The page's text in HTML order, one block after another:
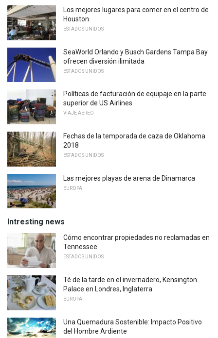
Los mejores lugares para comer en el centro de
Houston
ESTADOS UNIDOS
SeaWorld Orlando y Busch Gardens Tampa Bay
ofrecen diversión ilimitada
ESTADOS UNIDOS
Políticas de facturación de equipaje en la parte
superior de US Airlines
VIAJE AÉREO
Fechas de la temporada de caza de Oklahoma
2018
ESTADOS UNIDOS
Las mejores playas de arena de Dinamarca
EUROPA
Intresting news
Cómo encontrar propiedades no reclamadas en
Tennessee
ESTADOS UNIDOS
Té de la tarde en el invernadero, Kensington
Palace en Londres, Inglaterra
EUROPA
Una Quemadura Sostenible: Impacto Positivo
del Hombre Ardiente